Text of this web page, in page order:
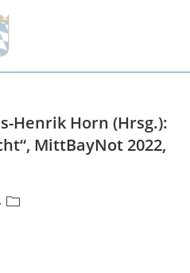
Henrik Horn (Hrsg.):
MittBayNot 2022,